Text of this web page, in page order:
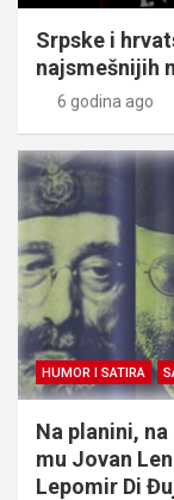
Srpske i
najsmešnijih
6 godina ago
HUMOR I SATIRA
Na planini,
mu Jovan
Lepomir Di